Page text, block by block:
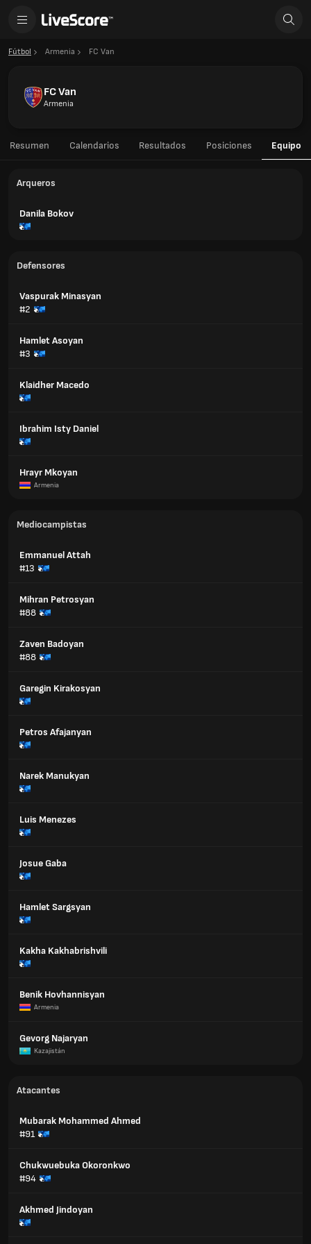
Fútbol Armenia FC Van
FC Van
Armenia
Resumen Calendarios Resultados Posiciones Equipo
Arqueros
Danila Bokov
Defensores
Vaspurak Minasyan
#2
Hamlet Asoyan
#3
Klaidher Macedo
Ibrahim Isty Daniel
Hrayr Mkoyan
Armenia
Mediocampistas
Emmanuel Attah
#13
Mihran Petrosyan
#88
Zaven Badoyan
#88
Garegin Kirakosyan
Petros Afajanyan
Narek Manukyan
Luis Menezes
Josue Gaba
Hamlet Sargsyan
Kakha Kakhabrishvili
Benik Hovhannisyan
Armenia
Gevorg Najaryan
Kazajistán
Atacantes
Mubarak Mohammed Ahmed
#91
Chukwuebuka Okoronkwo
#94
Akhmed Jindoyan